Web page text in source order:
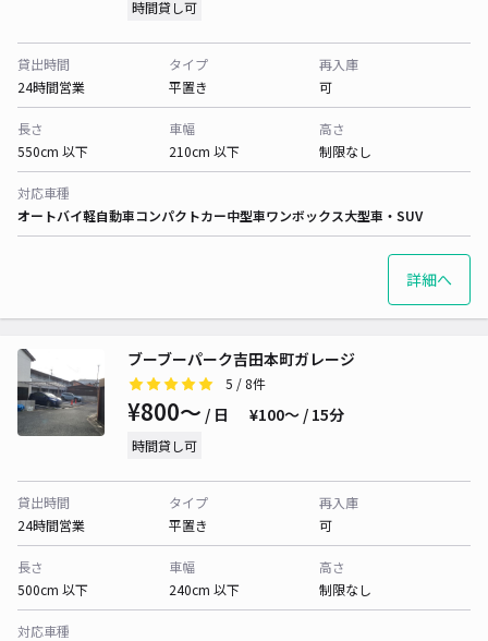
時間貸し可
貸出時間
24時間営業
タイプ
平置き
再入庫
可
長さ
550cm 以下
車幅
210cm 以下
高さ
制限なし
対応車種
オートバイ軽自動車コンパクトカー中型車ワンボックス大型車・SUV
詳細へ
ブーブーパーク吉田本町ガレージ
5 / 8件
¥800〜 / 日 ¥100〜 / 15分
時間貸し可
貸出時間
24時間営業
タイプ
平置き
再入庫
可
長さ
500cm 以下
車幅
240cm 以下
高さ
制限なし
対応車種